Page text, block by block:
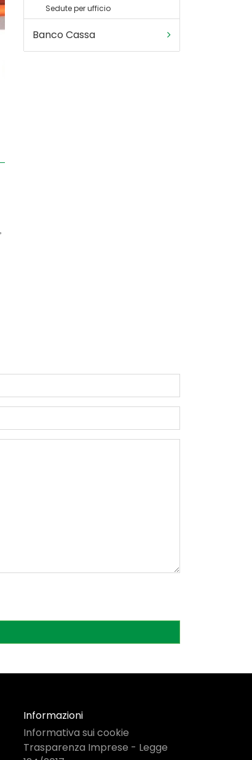
Sedute per ufficio
Banco Cassa
Informazioni
Informativa sui cookie
Trasparenza Imprese - Legge